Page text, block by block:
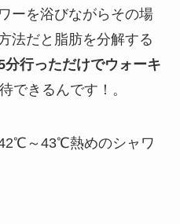
ーを浴びながらその場
法だと脂肪を分解する
分行っただけでウォーキ
できるんです！。
～43℃熱めのシャワ